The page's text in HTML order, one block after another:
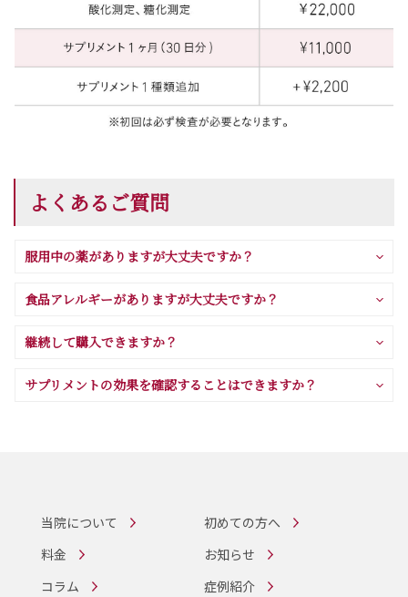
よくあるご質問
服用中の薬がありますが大丈夫ですか？
食品アレルギーがありますが大丈夫ですか？
継続して購入できますか？
サプリメントの効果を確認することはできますか？
当院について
初めての方へ
料金
お知らせ
コラム
症例紹介